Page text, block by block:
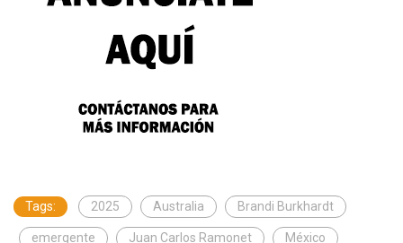
Tags: 2025 Australia Brandi Burkhardt
emergente Juan Carlos Ramonet México